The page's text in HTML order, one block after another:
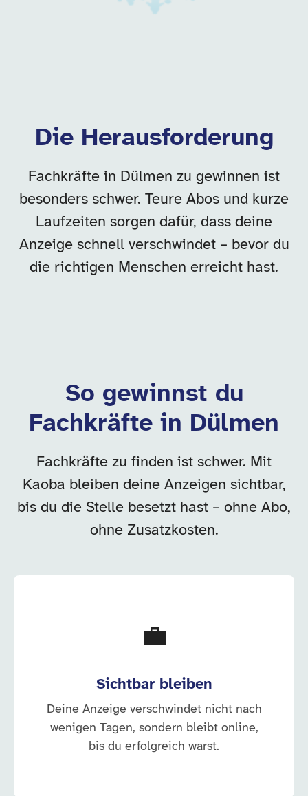
Die Herausforderung
Fachkräfte in Dülmen zu gewinnen ist
besonders schwer. Teure Abos und kurze
Laufzeiten sorgen dafür, dass deine
Anzeige schnell verschwindet – bevor du
die richtigen Menschen erreicht hast.
So gewinnst du
Fachkräfte in Dülmen
Fachkräfte zu finden ist schwer. Mit
Kaoba bleiben deine Anzeigen sichtbar,
bis du die Stelle besetzt hast – ohne Abo,
ohne Zusatzkosten.
💼
Sichtbar bleiben
Deine Anzeige verschwindet nicht nach
wenigen Tagen, sondern bleibt online,
bis du erfolgreich warst.